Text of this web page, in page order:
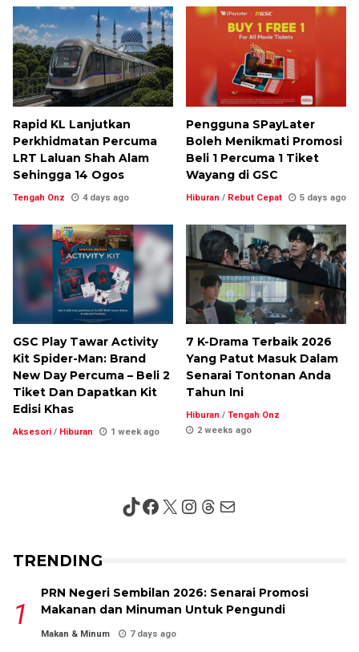
Rapid KL Lanjutkan
Perkhidmatan Percuma
LRT Laluan Shah Alam
Sehingga 14 Ogos
Tengah Onz 4 days ago
Pengguna SPayLater
Boleh Menikmati Promosi
Beli 1 Percuma 1 Tiket
Wayang di GSC
Hiburan / Rebut Cepat 5 days ago
GSC Play Tawar Activity
Kit Spider-Man: Brand
New Day Percuma – Beli 2
Tiket Dan Dapatkan Kit
Edisi Khas
Aksesori / Hiburan 1 week ago
7 K-Drama Terbaik 2026
Yang Patut Masuk Dalam
Senarai Tontonan Anda
Tahun Ini
Hiburan / Tengah Onz
2 weeks ago
TikTok
Facebook
X Instagram
Threads
Mail
TRENDING
PRN Negeri Sembilan 2026: Senarai Promosi
Makanan dan Minuman Untuk Pengundi
Makan & Minum 7 days ago